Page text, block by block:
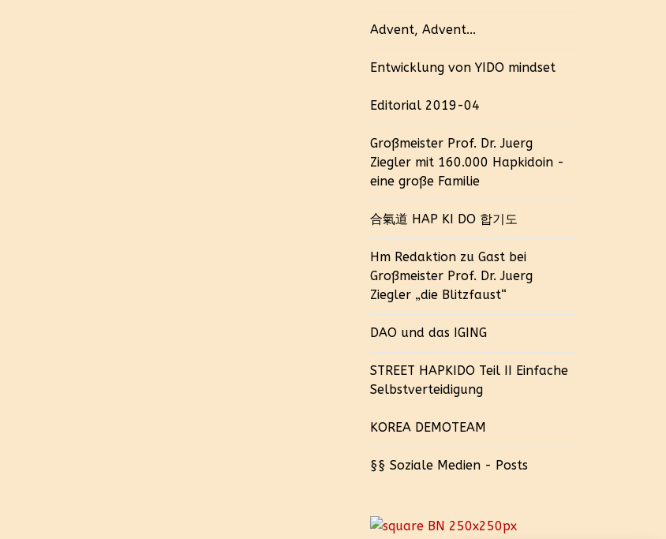
Advent, Advent...
Entwicklung von YIDO mindset
Editorial 2019-04
Großmeister Prof. Dr. Juerg
Ziegler mit 160.000 Hapkidoin -
eine große Familie
合氣道 HAP KI DO 합기도
Hm Redaktion zu Gast bei
Großmeister Prof. Dr. Juerg
Ziegler „die Blitzfaust“
DAO und das IGING
STREET HAPKIDO Teil II Einfache
Selbstverteidigung
KOREA DEMOTEAM
§§ Soziale Medien - Posts